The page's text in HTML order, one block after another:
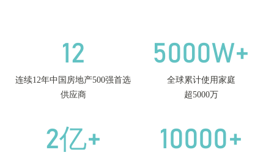
12
连续12年中国房地产500强首选
供应商
5000W+
全球累计使用家庭
超5000万
2亿+ 10000+